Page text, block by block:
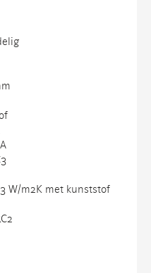
W/m2K met kunststof